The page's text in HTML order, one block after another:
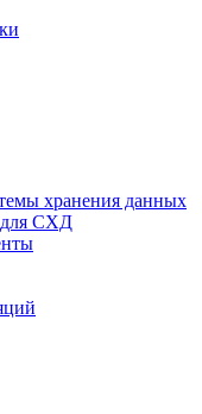
хранения данных
для СХД